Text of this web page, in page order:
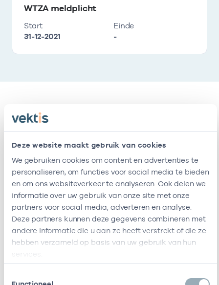
Deze website maakt gebruik van cookies
We gebruiken cookies om content en advertenties te
personaliseren, om functies voor social media te bieden
en om ons websiteverkeer te analyseren. Ook delen we
informatie over uw gebruik van onze site met onze
partners voor social media, adverteren en analyse.
Deze partners kunnen deze gegevens combineren met
andere informatie die u aan ze heeft verstrekt of die ze
hebben verzameld op basis van uw gebruik van hun
WTZA meldplicht
Start
31-12-2021
Einde
-
Vestigingen
Deze onderneming heeft de volgende
vestigingen
Deze onderneming heeft de volgende vestigingen
Naam Adres AGB-code
Huisartsenpraktijk
Parkplantsoen
Revaleiland
Amsterdam
- 01-